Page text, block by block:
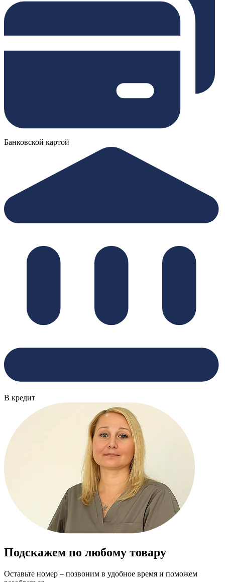
Банковской картой
В кредит
Подскажем по любому товару
Оставьте номер – позвоним в удобное время и поможем